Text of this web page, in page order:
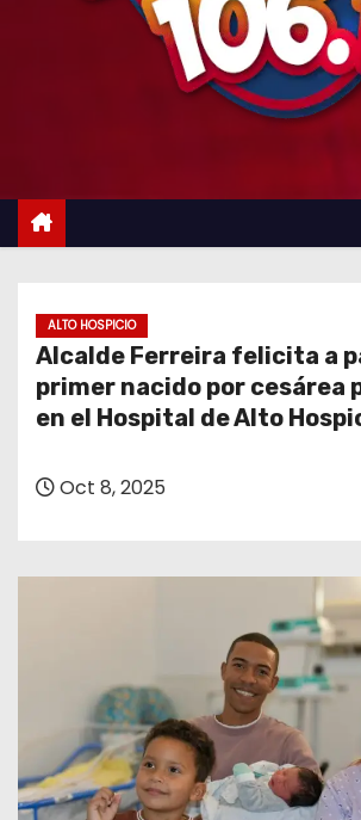
ALTO HOSPICIO
Alcalde Ferreira felicita a
primer nacido por cesárea
en el Hospital de Alto
Oct 8, 2025